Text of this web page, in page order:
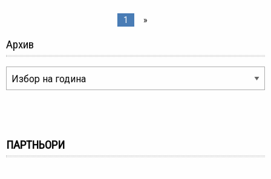
1 »
Архив
ПАРТНЬОРИ